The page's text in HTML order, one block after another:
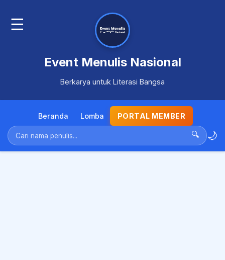
☰
Event Menulis Nasional
Berkarya untuk Literasi Bangsa
Beranda Lomba PORTAL MEMBER
🔍 🌙